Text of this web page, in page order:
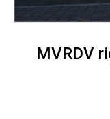
MVRDV